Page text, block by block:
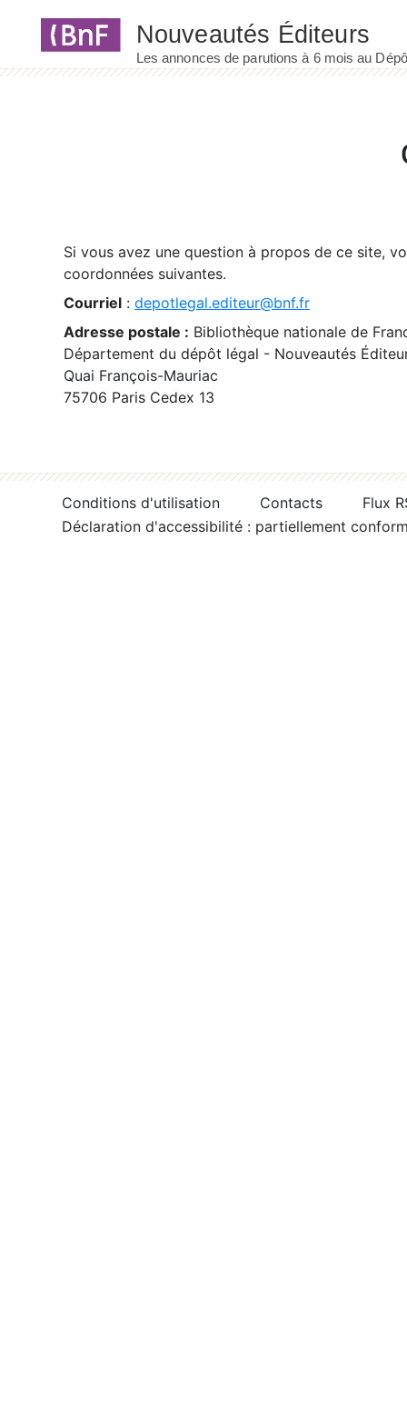
Si vous avez une question à propos de ce site,
coordonnées suivantes.
Courriel : depotlegal.editeur@bnf.fr
Adresse postale : Bibliothèque nationale de
Département du dépôt légal - Nouveautés
Quai François-Mauriac
75706 Paris Cedex 13
Conditions d'utilisation Contacts
Flux
Déclaration d'accessibilité : partiellement